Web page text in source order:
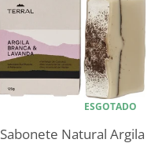
ESGOTADO
Sabonete Natural Argila